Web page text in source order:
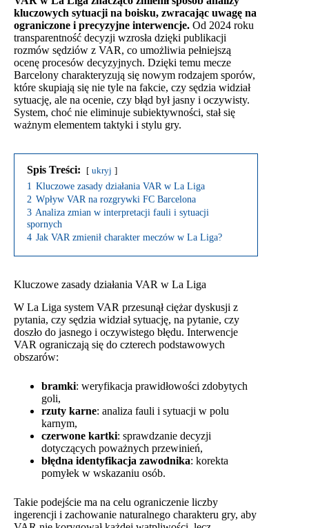
kluczowych sytuacji na boisku, zwracając uwagę na
ograniczone i precyzyjne interwencje. Od 2024 roku
transparentność decyzji wzrosła dzięki publikacji
rozmów sędziów z VAR, co umożliwia pełniejszą
ocenę procesów decyzyjnych. Dzięki temu mecze
Barcelony charakteryzują się nowym rodzajem sporów,
które skupiają się nie tyle na fakcie, czy sędzia widział
sytuację, ale na ocenie, czy błąd był jasny i oczywisty.
System, choć nie eliminuje subiektywności, stał się
ważnym elementem taktyki i stylu gry.
Spis Treści: ukryj
1 Kluczowe zasady działania VAR w La Liga
2 Wpływ VAR na rozgrywki FC Barcelona
3 Analiza zmian w interpretacji fauli i sytuacji
spornych
4 Jak VAR zmienił charakter meczów w La Liga?
Kluczowe zasady działania VAR w La Liga
W La Liga system VAR przesunął ciężar dyskusji z
pytania, czy sędzia widział sytuację, na pytanie, czy
doszło do jasnego i oczywistego błędu. Interwencje
VAR ograniczają się do czterech podstawowych
obszarów:
bramki: weryfikacja prawidłowości zdobytych
goli,
rzuty karne: analiza fauli i sytuacji w polu
karnym,
czerwone kartki: sprawdzanie decyzji
dotyczących poważnych przewinień,
błędna identyfikacja zawodnika: korekta
pomyłek w wskazaniu osób.
Takie podejście ma na celu ograniczenie liczby
ingerencji i zachowanie naturalnego charakteru gry, aby